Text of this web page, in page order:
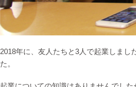
2018年に、友人たちと3人で起業しま
た。